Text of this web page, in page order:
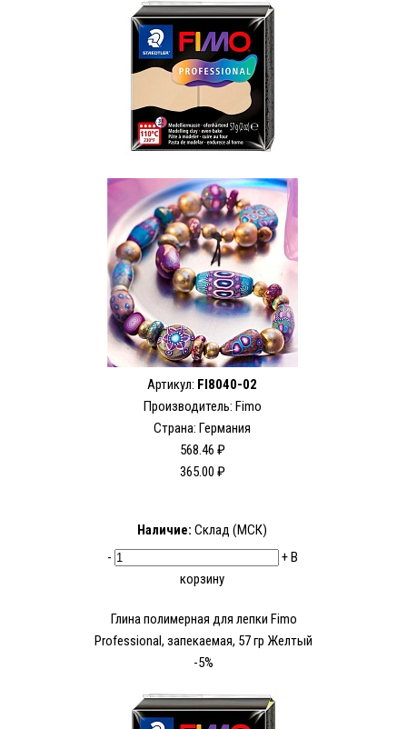
Артикул: FI8040-02
Производитель: Fimo
Страна: Германия
568.46 ₽
365.00 ₽
Наличие: Склад (МСК)
-
+В
корзину
Глина полимерная для лепки Fimo
Рrofessional, запекаемая, 57 гр Желтый
-5%